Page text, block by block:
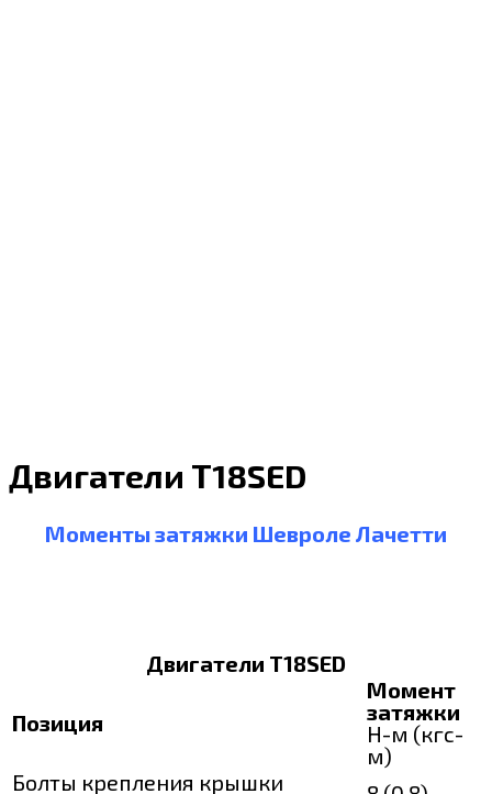
Двигатели Т18SED
Моменты затяжки Шевроле Лачетти
Двигатели Т18SED
Позиция
Момент
затяжки
Н-м (кгс-
м)
Болты крепления крышки